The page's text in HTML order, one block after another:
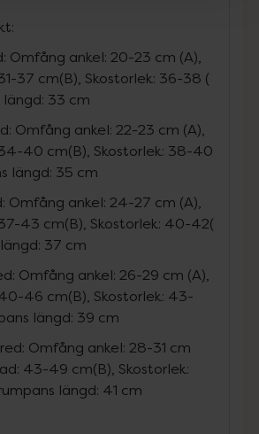
Omfång ankel: 20-23 cm (A),
37 cm(B), Skostorlek: 36-38 (
längd: 33 cm
Omfång ankel: 22-23 cm (A),
40 cm(B), Skostorlek: 38-40
längd: 35 cm
Omfång ankel: 24-27 cm (A),
43 cm(B), Skostorlek: 40-42(
37 cm
Omfång ankel: 26-29 cm (A),
46 cm(B), Skostorlek: 43-
längd: 39 cm
Omfång ankel: 28-31 cm
43-49 cm(B), Skostorlek:
längd: 41 cm